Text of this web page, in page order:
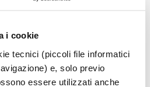
i cookie
tecnici (piccoli file informatici
e, solo previo
essere utilizzati anche